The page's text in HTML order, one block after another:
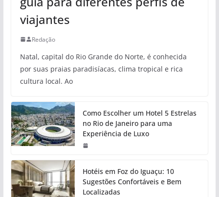
viajantes
Redação
Natal, capital do Rio Grande do Norte, é conhecida
por suas praias paradisíacas, clima tropical e rica
cultura local. Ao
Como Escolher um Hotel 5 Estrelas
no Rio de Janeiro para uma
Experiência de Luxo
Hotéis em Foz do Iguaçu: 10
Sugestões Confortáveis e Bem
Localizadas